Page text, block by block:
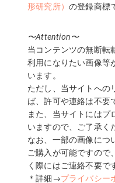
形研究所） の登録商標
〜Attention〜
当コンテンツの無断転
利用になりたい画像等
います。
ただし、当サイトへの
ば、許可や連絡は不要
また、当サイトにはプ
いますので、ご了承く
なお、一部の画像につ
ご購入が可能ですので
く際にはご連絡不要で
＊詳細→プライバシー